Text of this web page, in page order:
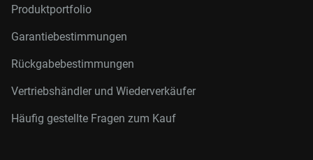
Produktportfolio
Garantiebestimmungen
Rückgabebestimmungen
Vertriebshändler und Wiederverkäufer
Häufig gestellte Fragen zum Kauf